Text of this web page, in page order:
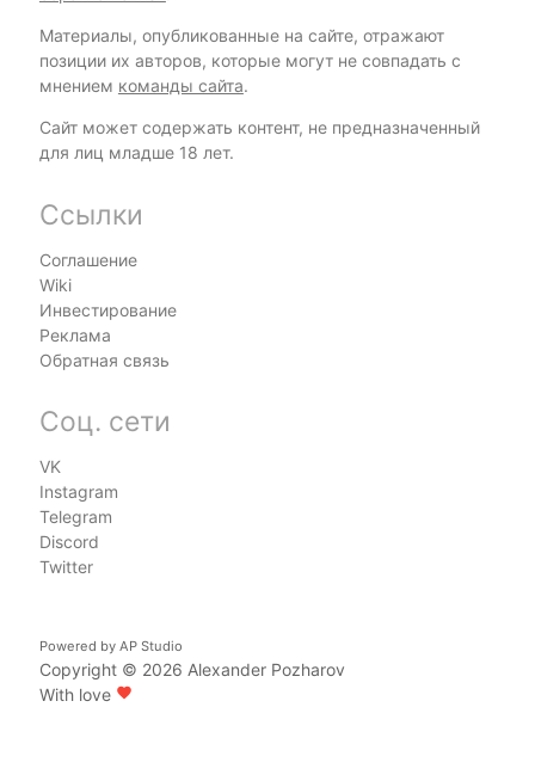
Материалы, опубликованные на сайте, отражают
позиции их авторов, которые могут не совпадать с
мнением команды сайта.
Сайт может содержать контент, не предназначенный
для лиц младше 18 лет.
Ссылки
Соглашение
Wiki
Инвестирование
Реклама
Обратная связь
Соц. сети
VK
Instagram
Telegram
Discord
Twitter
Powered by AP Studio
Copyright © 2026 Alexander Pozharov
With love favorite